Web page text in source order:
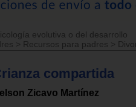
evolutiva o del desarrollo
> Recursos para padres >
compartida
Zicavo Martínez